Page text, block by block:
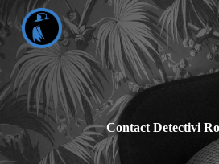
S
a
r
i
l
a
c
n
ț
Contact Detectivi